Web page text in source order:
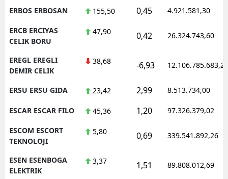
ERBOS ERBOSAN 155,50 0,45 4.921.581,30
ERCB ERCIYAS
CELIK BORU
47,90 0,42 26.324.743,60
EREGL EREGLI
DEMIR CELIK
38,68 -6,93 12.106.785.683,20
ERSU ERSU GIDA 23,42 2,99 8.513.734,00
ESCAR ESCAR FILO 45,36 1,20 97.326.379,02
ESCOM ESCORT
TEKNOLOJI
5,80 0,69 339.541.892,26
ESEN ESENBOGA
ELEKTRIK
3,37 1,51 89.808.012,69